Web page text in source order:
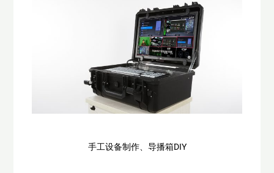
手工设备制作、导播箱DIY